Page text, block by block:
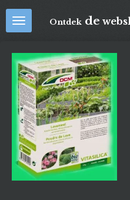
Ga
direct
hoofdinhoud
Ontdekde